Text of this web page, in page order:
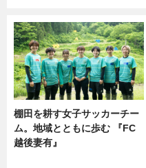
棚田を耕す女子サッカーチー
ム。地域とともに歩む 『FC
越後妻有』